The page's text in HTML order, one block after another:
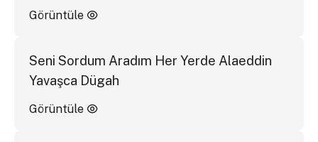
Görüntüle
Seni Sordum Aradım Her Yerde Alaeddin
Yavaşca Dügah
Görüntüle